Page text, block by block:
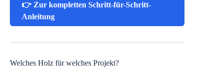
👉 Zur kompletten Schritt-für-Schritt-
Anleitung
Welches Holz für welches Projekt?